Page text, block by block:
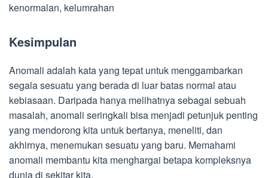
kenormalan, kelumrahan
Kesimpulan
Anomali adalah kata yang tepat untuk menggambarkan
segala sesuatu yang berada di luar batas normal atau
kebiasaan. Daripada hanya melihatnya sebagai sebuah
masalah, anomali seringkali bisa menjadi petunjuk penting
yang mendorong kita untuk bertanya, meneliti, dan
akhirnya, menemukan sesuatu yang baru. Memahami
anomali membantu kita menghargai betapa kompleksnya
dunia di sekitar kita.